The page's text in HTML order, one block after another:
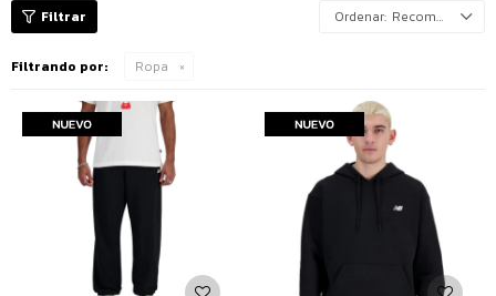
Recomendados
Filtrando por: Ropa